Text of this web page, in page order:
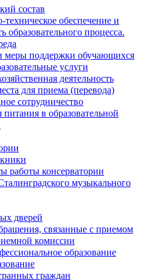
состав
техническое обеспечение и
образовательного процесса.
меры поддержки обучающихся
услуги
деятельность
для приема (перевода)
сотрудничество
в образовательной
работы консерватории
музыкального
дверей
связанные с приемом
комиссии
образование
граждан